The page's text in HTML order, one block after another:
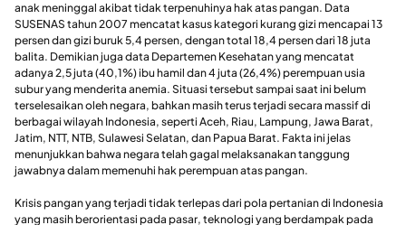
anak meninggal akibat tidak terpenuhinya hak atas pangan. Data
SUSENAS tahun 2007 mencatat kasus kategori kurang gizi mencapai 13
persen dan gizi buruk 5,4 persen, dengan total 18,4 persen dari 18 juta
balita. Demikian juga data Departemen Kesehatan yang mencatat
adanya 2,5 juta (40,1%) ibu hamil dan 4 juta (26,4%) perempuan usia
subur yang menderita anemia. Situasi tersebut sampai saat ini belum
terselesaikan oleh negara, bahkan masih terus terjadi secara massif di
berbagai wilayah Indonesia, seperti Aceh, Riau, Lampung, Jawa Barat,
Jatim, NTT, NTB, Sulawesi Selatan, dan Papua Barat. Fakta ini jelas
menunjukkan bahwa negara telah gagal melaksanakan tanggung
jawabnya dalam memenuhi hak perempuan atas pangan.
Krisis pangan yang terjadi tidak terlepas dari pola pertanian di Indonesia
yang masih berorientasi pada pasar, teknologi yang berdampak pada